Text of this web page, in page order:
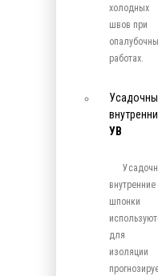
холодных
швов при
работах.
УВ
внутренние
шпонки
для
изоляции